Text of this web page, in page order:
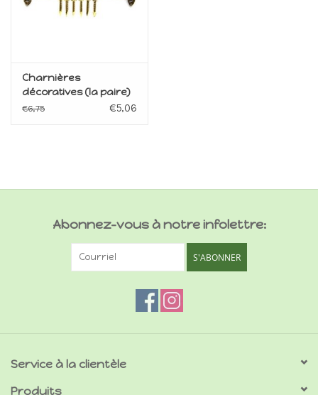
Charnières
décoratives (la paire)
€6,75 €5,06
Abonnez-vous à notre infolettre:
S'ABONNER
Service à la clientèle
Produits